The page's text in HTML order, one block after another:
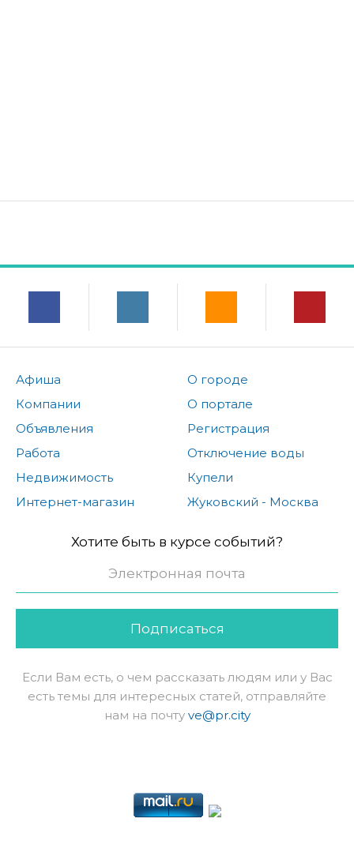
Афиша
Компании
Объявления
Работа
Недвижимость
Интернет-магазин
О городе
О портале
Регистрация
Отключение воды
Купели
Жуковский - Москва
Хотите быть в курсе событий?
Подписаться
Если Вам есть, о чем рассказать людям или у Вас
есть темы для интересных статей, отправляйте
нам на почту ve@pr.city